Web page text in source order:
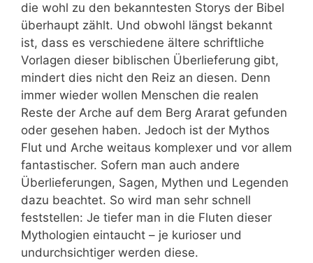
die wohl zu den bekanntesten Storys der Bibel
überhaupt zählt. Und obwohl längst bekannt
ist, dass es verschiedene ältere schriftliche
Vorlagen dieser biblischen Überlieferung gibt,
mindert dies nicht den Reiz an diesen. Denn
immer wieder wollen Menschen die realen
Reste der Arche auf dem Berg Ararat gefunden
oder gesehen haben. Jedoch ist der Mythos
Flut und Arche weitaus komplexer und vor allem
fantastischer. Sofern man auch andere
Überlieferungen, Sagen, Mythen und Legenden
dazu beachtet. So wird man sehr schnell
feststellen: Je tiefer man in die Fluten dieser
Mythologien eintaucht – je kurioser und
undurchsichtiger werden diese.